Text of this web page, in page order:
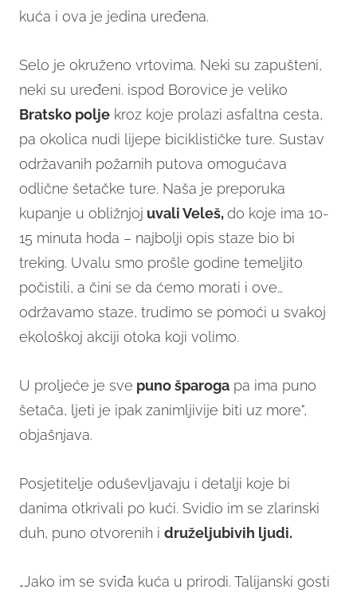
kuća i ova je jedina uređena.
Selo je okruženo vrtovima. Neki su zapušteni,
neki su uređeni. ispod Borovice je veliko
Bratsko polje kroz koje prolazi asfaltna cesta,
pa okolica nudi lijepe biciklističke ture. Sustav
održavanih požarnih putova omogućava
odlične šetačke ture. Naša je preporuka
kupanje u obližnjoj uvali Veleš,do koje ima 10-
15 minuta hoda – najbolji opis staze bio bi
treking. Uvalu smo prošle godine temeljito
počistili, a čini se da ćemo morati i ove…
održavamo staze, trudimo se pomoći u svakoj
ekološkoj akciji otoka koji volimo.
U proljeće je sve puno šparoga pa ima puno
šetača, ljeti je ipak zanimljivije biti uz more",
objašnjava.
Posjetitelje oduševljavaju i detalji koje bi
danima otkrivali po kući. Svidio im se zlarinski
duh, puno otvorenih i druželjubivih ljudi.
„Jako im se sviđa kuća u prirodi. Talijanski gosti